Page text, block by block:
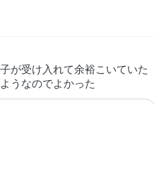
が受け入れて余裕こいていた
うなのでよかった